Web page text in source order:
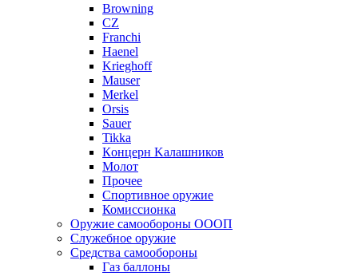
Browning
CZ
Franchi
Haenel
Krieghoff
Mauser
Merkel
Orsis
Sauer
Tikka
Кoнцеpн Kалашников
Молот
Прочее
Спортивное оружие
Комиссионка
Оружие самообороны ОООП
Служебное оружие
Средства самообороны
Газ баллоны